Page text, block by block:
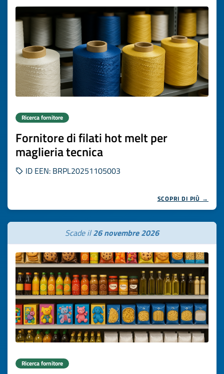
Ricerca fornitore
Fornitore di filati hot melt per
maglieria tecnica
ID EEN: BRPL20251105003
SCOPRI DI PIÙ →
Scade il26 novembre 2026
Ricerca fornitore